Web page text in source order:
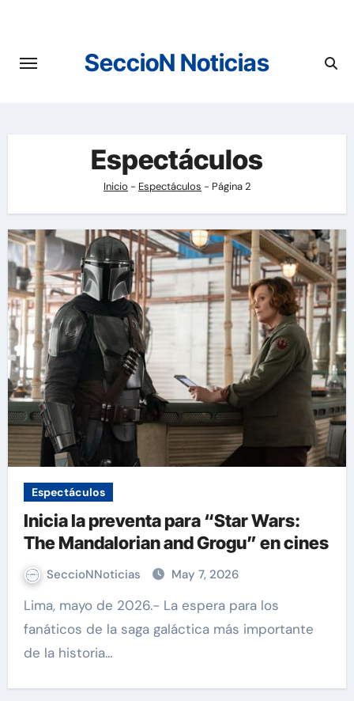
contenido
SeccioN Noticias
Espectáculos
Inicio - Espectáculos - Página 2
Espectáculos
Inicia la preventa para “Star Wars:
The Mandalorian and Grogu” en cines
SeccioNNoticias May 7, 2026
Lima, mayo de 2026.- La espera para los
fanáticos de la saga galáctica más importante
de la historia…